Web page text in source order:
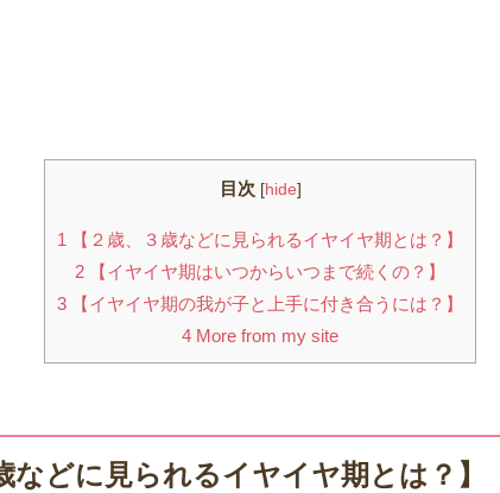
目次 [hide]
1
【２歳、３歳などに見られるイヤイヤ期とは？】
2 【イヤイヤ期はいつからいつまで続くの？】
3 【イヤイヤ期の我が子と上手に付き合うには？】
4 More from my site
などに見られるイヤイヤ期とは？】